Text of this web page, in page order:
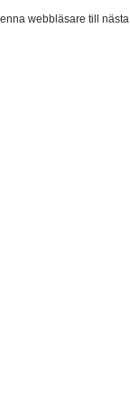
webbläsare till nästa